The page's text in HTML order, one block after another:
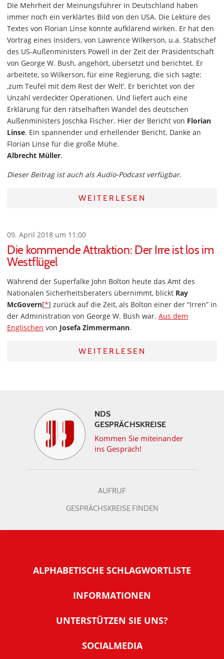
Die Mehrheit der Meinungsführer in Deutschland haben
immer noch ein verklärtes Bild von den USA. Die Lektüre des
Textes von Florian Linse könnte aufklärend wirken. Er hat den
Vortrag eines Insiders, von Lawrence Wilkerson, u.a. Stabschef
des US-Außenministers Powell in der Zeit der Präsidentschaft
von George W. Bush, angehört, übersetzt und berichtet. Er
arbeitete, so Wilkerson, für eine Regierung, die sich sagte:
‚zum Teufel mit dem Rest der Welt’. Er berichtet von der
Unzahl verdeckter Operationen. Und liefert auch eine
Erklärung für den rätselhaften Wandel des deutschen
Außenministers Joschka Fischer. Hier der Bericht von Florian
Linse. Ein spannender und erhellender Bericht. Danke an
Florian Linse für die große Mühe.
Albrecht Müller.
Dieser Beitrag ist auch als Audio-Podcast verfügbar.
WEITERLESEN
09. April 2018 um 11:00
Die kommende Attraktion: Der Irre ist los im
Westflügel
Während der Superfalke John Bolton heute das Amt des
Nationalen Sicherheitsberaters übernimmt, blickt Ray
McGovern[*] zurück auf die Zeit, als Bolton einer der “Irren” in
der Administration von George W. Bush war. Aus dem
Englischen von Josefa Zimmermann.
WEITERLESEN
NDS
GESPRÄCHSKREISE
Kommen Sie miteinander
ins Gespräch!
AUFRUF
GESPRÄCHSKREISE FINDEN
ALPHABETISCHE SCHLAGWORTLISTE
INFORMATIONEN
Warum NachDenkSeiten
Tipps zur Nutzung der NachDenkSeiten
UNTERSTÜTZEN SIE UNS?
SOCIALMEDIA